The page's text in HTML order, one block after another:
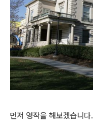
먼저 영작을 해보겠습니다.